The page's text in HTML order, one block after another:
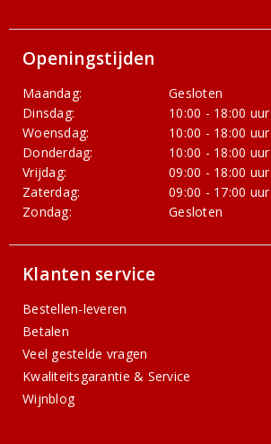
Openingstijden
Maandag:
Gesloten
Dinsdag:
10:00 - 18:00 uur
Woensdag:
10:00 - 18:00 uur
Donderdag:
10:00 - 18:00 uur
Vrijdag:
09:00 - 18:00 uur
Zaterdag:
09:00 - 17:00 uur
Zondag:
Gesloten
Klanten service
Bestellen-leveren
Betalen
Veel gestelde vragen
Kwaliteitsgarantie & Service
Wijnblog